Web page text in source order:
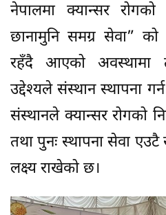
नेपालमा क्यान्सर
छानामुनि समग्र सेवा”
रहँदै आएको अवस्थामा
उद्देश्यले संस्थान स्थापना
संस्थानले क्यान्सर रोगको
तथा पुनः स्थापना सेवा
लक्ष्य राखेको छ।